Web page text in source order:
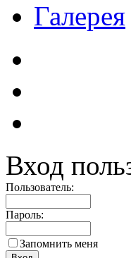
Галерея
Вход
Пользователь:
Пароль:
Запомнить меня